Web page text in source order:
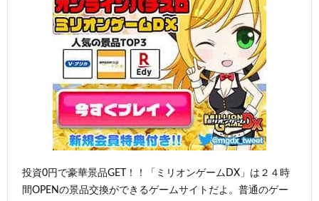
投資0円で豪華景品GET！！「ミリオンゲームDX」は２４時
間OPENの景品交換ができるゲームサイトだよ。普通のゲー